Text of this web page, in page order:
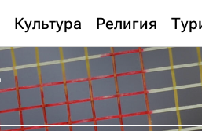
Культура Религия